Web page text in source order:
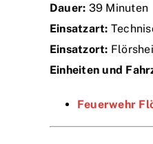
Dauer: 39 Minuten
Einsatzart:
Einsatzort:
Einheiten und
Feuerwehr